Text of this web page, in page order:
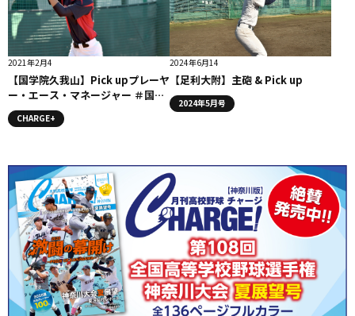
2021年2月4
【国学院久我山】Pick upプレーヤ
ー・エース・マネージャー ＃国学
院久我山
CHARGE+
2024年6月14
【足利大附】主砲 & Pick up
2024年5月号